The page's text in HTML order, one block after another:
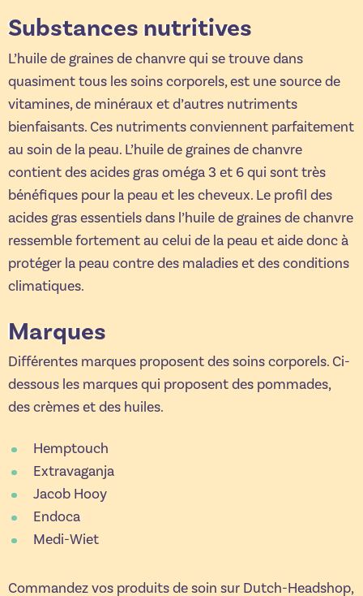
Substances nutritives
L’huile de graines de chanvre qui se trouve dans
quasiment tous les soins corporels, est une source de
vitamines, de minéraux et d’autres nutriments
bienfaisants. Ces nutriments conviennent parfaitement
au soin de la peau. L’huile de graines de chanvre
contient des acides gras oméga 3 et 6 qui sont très
bénéfiques pour la peau et les cheveux. Le profil des
acides gras essentiels dans l’huile de graines de chanvre
ressemble fortement au celui de la peau et aide donc à
protéger la peau contre des maladies et des conditions
climatiques.
Marques
Différentes marques proposent des soins corporels. Ci-
dessous les marques qui proposent des pommades,
des crèmes et des huiles.
Hemptouch
Extravaganja
Jacob Hooy
Endoca
Medi-Wiet
Commandez vos produits de soin sur Dutch-Headshop,